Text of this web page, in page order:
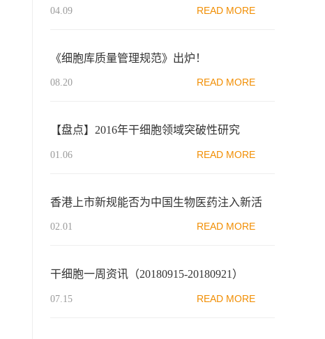
查
04.09 READ MORE
《细胞库质量管理规范》出炉！
08.20 READ MORE
【盘点】2016年干细胞领域突破性研究
01.06 READ MORE
香港上市新规能否为中国生物医药注入新活
力？
02.01 READ MORE
干细胞一周资讯（20180915-20180921）
07.15 READ MORE